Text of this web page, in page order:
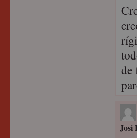
de
Josi